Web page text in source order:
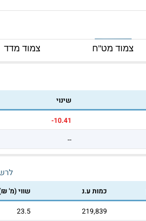
צמוד מדד צמוד מט"ח
שינוי
-10.41
--
כמות ע.נ
שווי (מ'
219,839
23.5